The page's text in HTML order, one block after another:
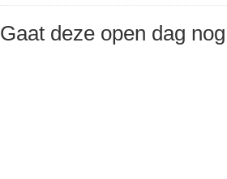
Gaat deze open dag